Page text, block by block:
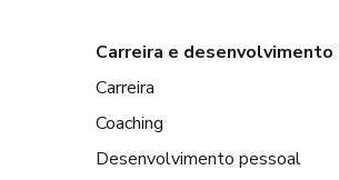
Carreira e
Carreira
Coaching
Desenvolvimento pessoal